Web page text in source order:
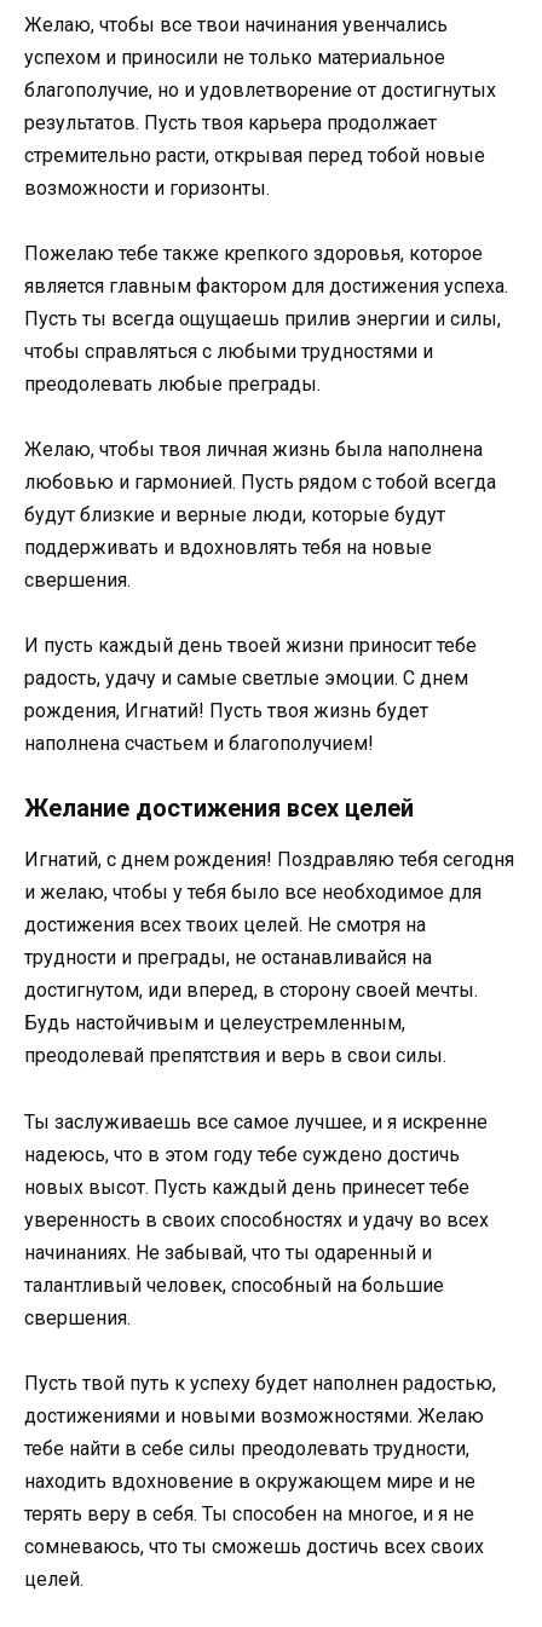
Желаю, чтобы все твои начинания увенчались
успехом и приносили не только материальное
благополучие, но и удовлетворение от достигнутых
результатов. Пусть твоя карьера продолжает
стремительно расти, открывая перед тобой новые
возможности и горизонты.
Пожелаю тебе также крепкого здоровья, которое
является главным фактором для достижения успеха.
Пусть ты всегда ощущаешь прилив энергии и силы,
чтобы справляться с любыми трудностями и
преодолевать любые преграды.
Желаю, чтобы твоя личная жизнь была наполнена
любовью и гармонией. Пусть рядом с тобой всегда
будут близкие и верные люди, которые будут
поддерживать и вдохновлять тебя на новые
свершения.
И пусть каждый день твоей жизни приносит тебе
радость, удачу и самые светлые эмоции. С днем
рождения, Игнатий! Пусть твоя жизнь будет
наполнена счастьем и благополучием!
Желание достижения всех целей
Игнатий, с днем рождения! Поздравляю тебя сегодня
и желаю, чтобы у тебя было все необходимое для
достижения всех твоих целей. Не смотря на
трудности и преграды, не останавливайся на
достигнутом, иди вперед, в сторону своей мечты.
Будь настойчивым и целеустремленным,
преодолевай препятствия и верь в свои силы.
Ты заслуживаешь все самое лучшее, и я искренне
надеюсь, что в этом году тебе суждено достичь
новых высот. Пусть каждый день принесет тебе
уверенность в своих способностях и удачу во всех
начинаниях. Не забывай, что ты одаренный и
талантливый человек, способный на большие
свершения.
Пусть твой путь к успеху будет наполнен радостью,
достижениями и новыми возможностями. Желаю
тебе найти в себе силы преодолевать трудности,
находить вдохновение в окружающем мире и не
терять веру в себя. Ты способен на многое, и я не
сомневаюсь, что ты сможешь достичь всех своих
целей.